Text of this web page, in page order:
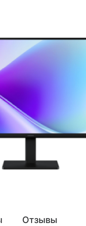
Отзывы